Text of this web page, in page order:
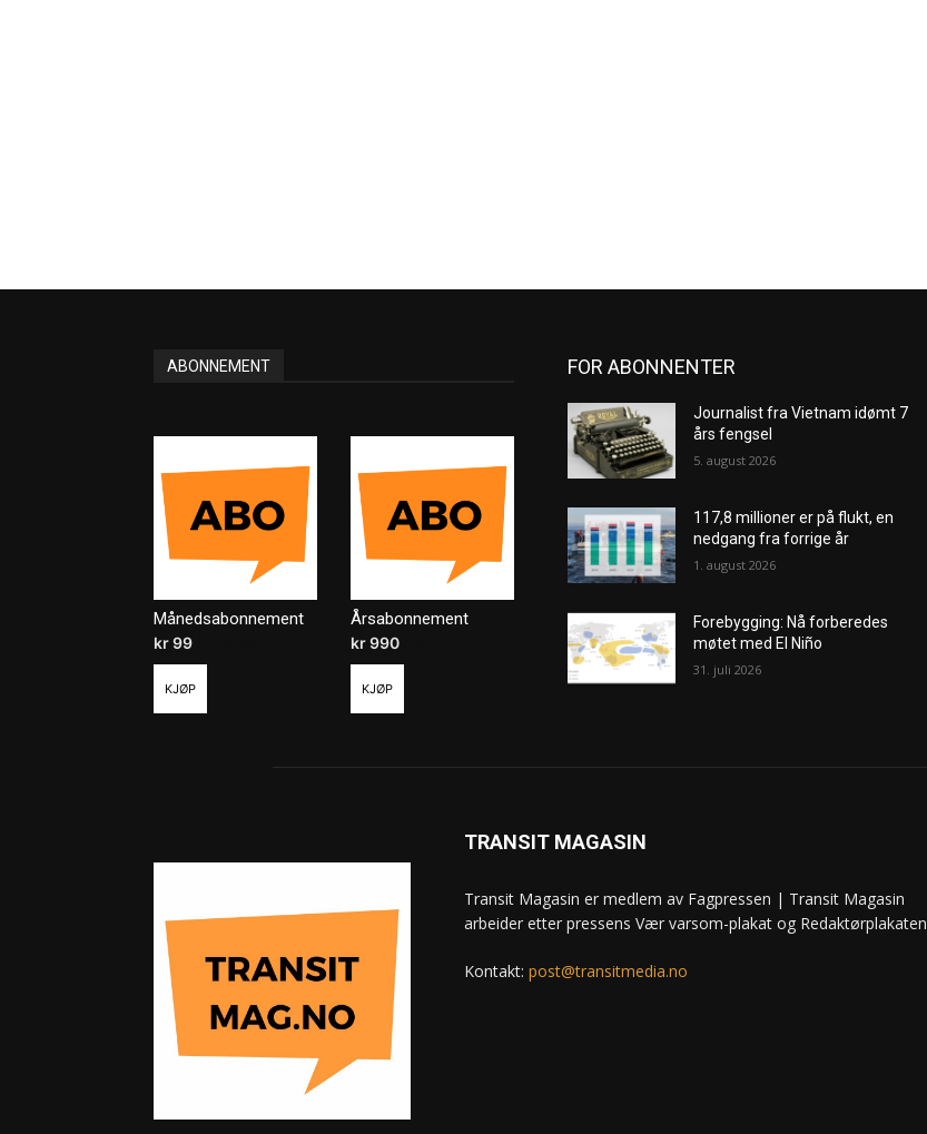
ABONNEMENT
Månedsabonnement
kr99
KJØP
Årsabonnement
kr990
KJØP
FOR ABONNENTER
Journalist fra Vietnam idømt 7
års fengsel
5. august 2026
117,8 millioner er på flukt, en
nedgang fra forrige år
1. august 2026
Forebygging: Nå forberedes
møtet med El Niño
31. juli 2026
TRANSIT MAGASIN
Transit Magasin er medlem av Fagpressen | Transit Magasin
arbeider etter pressens Vær varsom-plakat og Redaktørplakaten
Kontakt: post@transitmedia.no